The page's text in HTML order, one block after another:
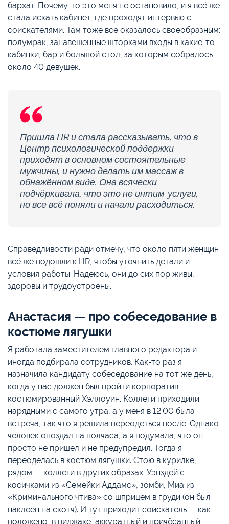
бархат. Почему-то это меня не остановило, и я всё же
стала искать кабинет, где проходят интервью с
соискателями. Там тоже всё оказалось своеобразным:
полумрак, занавешенные шторками входы в какие-то
кабинки, бар и большой стол, за которым собралось
около 40 девушек.
Пришла HR и стала рассказывать, что в
Центр психологической поддержки
приходят в основном состоятельные
мужчины, и нужно делать им массаж в
обнажённом виде. Она всячески
подчёркивала, что это не интим-услуги,
но все всё поняли и начали расходиться.
Справедливости ради отмечу, что около пяти женщин
всё же подошли к HR, чтобы уточнить детали и
условия работы. Надеюсь, они до сих пор живы,
здоровы и трудоустроены.
Анастасия — про собеседование в
костюме лягушки
Я работала заместителем главного редактора и
иногда подбирала сотрудников. Как-то раз я
назначила кандидату собеседование на тот же день,
когда у нас должен был пройти корпоратив —
костюмированный Хэллоуин. Коллеги приходили
нарядными с самого утра, а у меня в 12:00 была
встреча, так что я решила переодеться после. Однако
человек опоздал на полчаса, а я подумала, что он
просто не пришёл и не предупредил. Тогда я
переоделась в костюм лягушки. Стою в курилке,
рядом — коллеги в других образах: Уэнздей с
косичками из «Семейки Аддамс», зомби, Миа из
«Криминального чтива» со шприцем в груди (он был
наклеен на скотч). И тут приходит соискатель — как
положено, в пиджаке, аккуратный и причёсанный.